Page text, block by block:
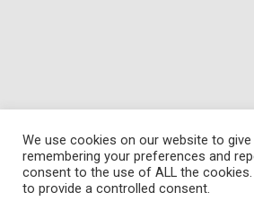
We use cookies on our website to
remembering your preferences and
consent to the use of ALL the
to provide a controlled consent.